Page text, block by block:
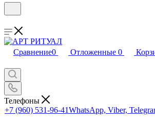
Сравнение0 Отложенные 0
Телефоны
+7 (960) 531-96-41WhatsApp, Viber,